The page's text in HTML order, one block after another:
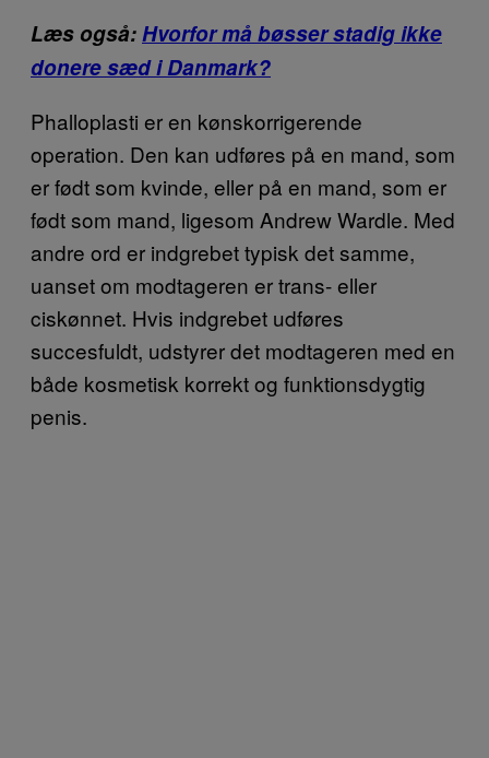
Læs også:Hvorfor må bøsser stadig ikke
donere sæd i Danmark?
Phalloplasti er en kønskorrigerende
operation. Den kan udføres på en mand, som
er født som kvinde, eller på en mand, som er
født som mand, ligesom Andrew Wardle. Med
andre ord er indgrebet typisk det samme,
uanset om modtageren er trans- eller
ciskønnet. Hvis indgrebet udføres
succesfuldt, udstyrer det modtageren med en
både kosmetisk korrekt og funktionsdygtig
penis.